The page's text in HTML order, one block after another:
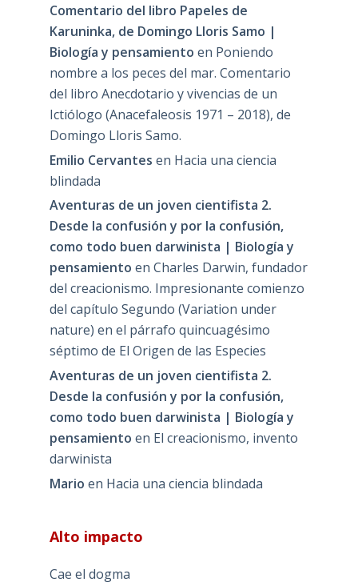
Comentario del libro Papeles de
Karuninka, de Domingo Lloris Samo |
Biología y pensamiento en Poniendo
nombre a los peces del mar. Comentario
del libro Anecdotario y vivencias de un
Ictiólogo (Anacefaleosis 1971 – 2018), de
Domingo Lloris Samo.
Emilio Cervantes en Hacia una ciencia
blindada
Aventuras de un joven cientifista 2.
Desde la confusión y por la confusión,
como todo buen darwinista | Biología y
pensamiento en Charles Darwin, fundador
del creacionismo. Impresionante comienzo
del capítulo Segundo (Variation under
nature) en el párrafo quincuagésimo
séptimo de El Origen de las Especies
Aventuras de un joven cientifista 2.
Desde la confusión y por la confusión,
como todo buen darwinista | Biología y
pensamiento en El creacionismo, invento
darwinista
Mario en Hacia una ciencia blindada
Alto impacto
Cae el dogma